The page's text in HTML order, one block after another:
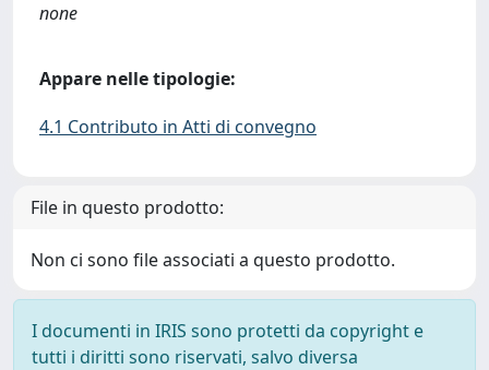
none
Appare nelle tipologie:
4.1 Contributo in Atti di convegno
File in questo prodotto:
Non ci sono file associati a questo prodotto.
I documenti in IRIS sono protetti da copyright e
tutti i diritti sono riservati, salvo diversa